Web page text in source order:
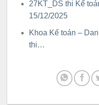
27KT_DS thi Kế
15/12/2025
Khoa Kế toán –
thi…